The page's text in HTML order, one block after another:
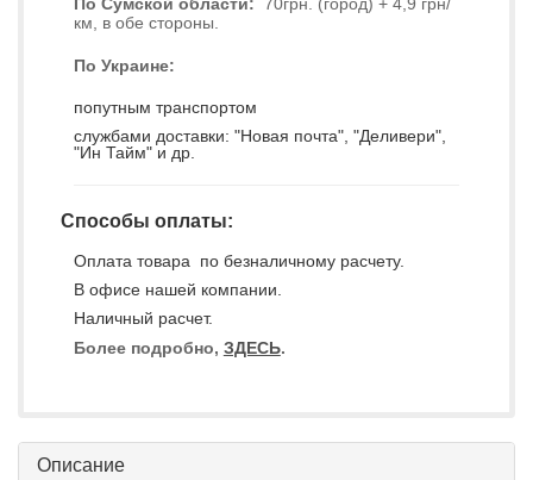
км, в обе стороны.
По Украине:
попутным транспортом
службами доставки: "Новая почта", "Деливери",
"Ин Тайм" и др.
Способы оплаты:
Оплата товара по безналичному расчету.
В офисе нашей компании.
Наличный расчет.
Более подробно, ЗДЕСЬ.
Описание